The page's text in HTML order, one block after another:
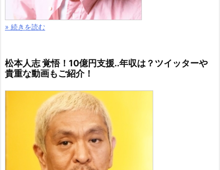
» 続きを読む
松本人志 覚悟！10億円支援..年収は？ツイッターや
貴重な動画もご紹介！